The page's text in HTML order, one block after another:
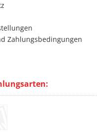
Zahlungsbedingungen